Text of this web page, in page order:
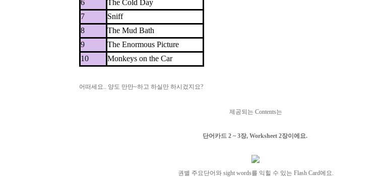
6
The Cold Day
7
Sniff
8
The Mud Bath
9
The Enormous Picture
10
Monkeys on the Car
어떠세요.. 양도 만만~하고 하실만 하시겄지요?
제공되는 Contents는
단어카드 2 ~ 3장, Worksheet 2장이에요.
권별 주요단어와 sight words를 익힐 수 있는 Flash Card에요.